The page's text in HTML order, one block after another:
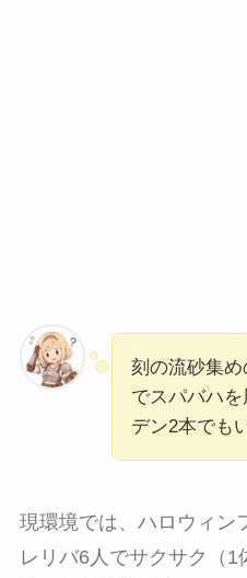
刻の流砂集
でスパバハ
デン2本でも
現環境では、ハロウィン
レリバ6人でサクサク（